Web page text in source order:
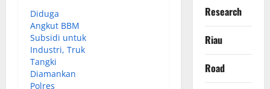
Diduga
Angkut BBM
Subsidi untuk
Industri, Truk
Tangki
Diamankan
Polres
Research
Riau
Road